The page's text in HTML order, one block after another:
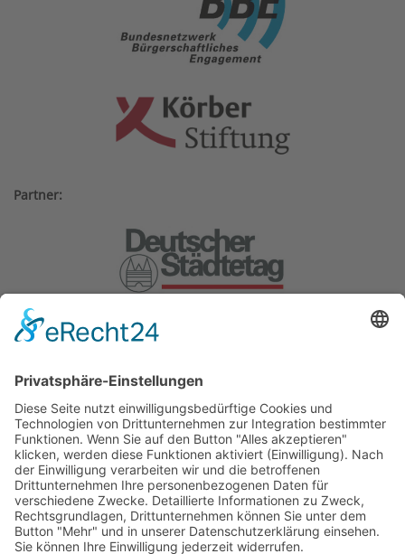
Partner:
Weitere Gründungsmitglieder:
BMW Foundation, Generali
Deutschland AG, Herbert Quandt-
Stiftung.